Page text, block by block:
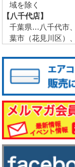
域を除く
【八千代店】
千葉県…八千代市
葉市（花見川区）